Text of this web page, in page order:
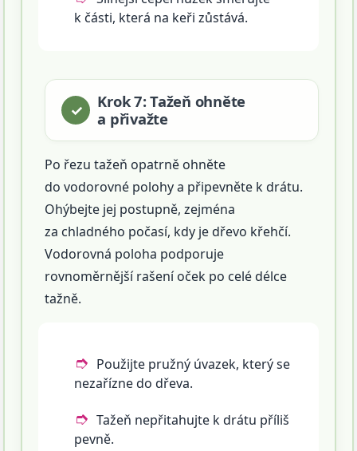
k části, která na keři zůstává.
Krok 7: Tažeň ohněte
a přivažte
Po řezu tažeň opatrně ohněte
do vodorovné polohy a připevněte k drátu.
Ohýbejte jej postupně, zejména
za chladného počasí, kdy je dřevo křehčí.
Vodorovná poloha podporuje
rovnoměrnější rašení oček po celé délce
tažně.
Použijte pružný úvazek, který se
nezařízne do dřeva.
Tažeň nepřitahujte k drátu příliš
pevně.